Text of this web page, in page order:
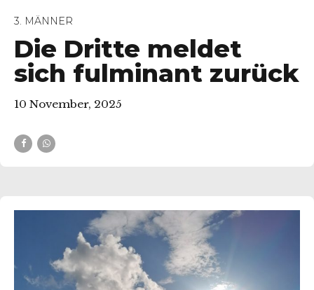
3. MÄNNER
Die Dritte meldet
sich fulminant zurück
10 November, 2025